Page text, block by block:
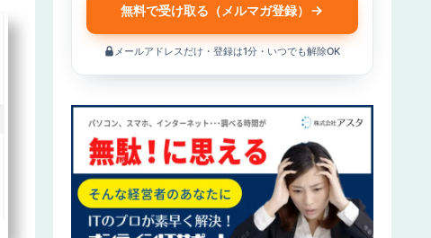
無料で受け取る（メルマガ登録）
メールアドレスだけ・登録は1分・いつでも解除OK